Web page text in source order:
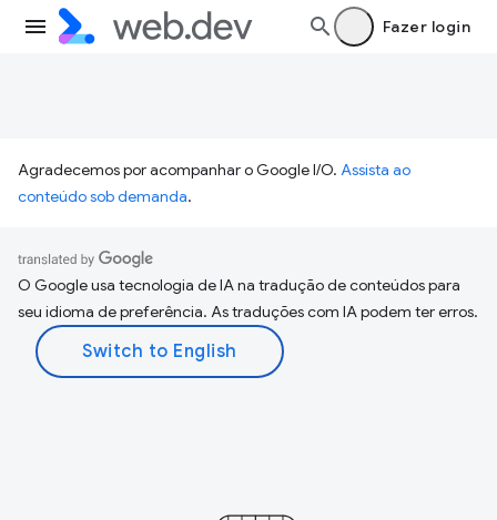
Fazer login
Agradecemos por acompanhar o Google I/O. Assista ao
conteúdo sob demanda.
O Google usa tecnologia de IA na tradução de conteúdos para
seu idioma de preferência. As traduções com IA podem ter erros.